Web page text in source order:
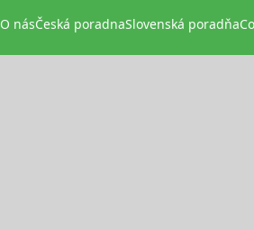
O násČeská poradnaSlovenská poradňa